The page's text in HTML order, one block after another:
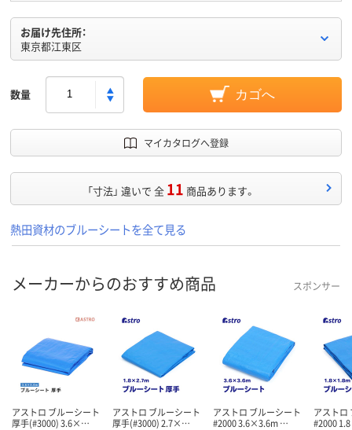
お届け先住所：
東京都江東区
数量 カゴへ
マイカタログへ登録
「寸法」 違いで 全 11 商品あります。
熱田資材のブルーシートを全て見る
メーカーからのおすすめ商品 スポンサー
アストロ ブルーシート
厚手(#3000) 3.6×…
アストロ ブルーシート
厚手(#3000) 2.7×…
アストロ ブルーシート
#2000 3.6×3.6m …
アストロ
#2000